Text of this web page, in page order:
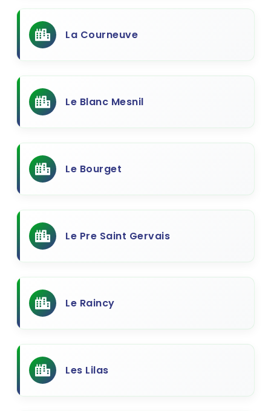
La Courneuve
Le Blanc Mesnil
Le Bourget
Le Pre Saint Gervais
Le Raincy
Les Lilas